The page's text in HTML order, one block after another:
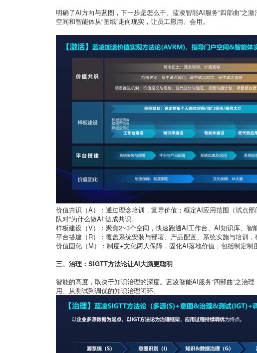
明确了AI方向与蓝图，下一步是怎么干。蓝凌智能AI服务“四部曲”之
空间和智能体从“图纸”走向现实，让员工愿用、会用。
价值共识（A）：通过理念培训，宣导价值；框定AI应用范围（试点
队对“为什么做AI”达成共识。
样板建设（V）：聚焦2~3个空间，快速跑通AI工作台、AI知识库、智
平台搭建（R）：覆盖系统安装与部署、产品配置、系统实施与培训，
价值固化（M）：制度+文化两大保障，固化AI落地价值，包括制定制
三、治理：SIGTT方法论让AI大脑更聪明
智能的高度，取决于知识治理的深度。蓝凌智能AI服务“四部曲”之治
用、从测试到调优的知识治理闭环。